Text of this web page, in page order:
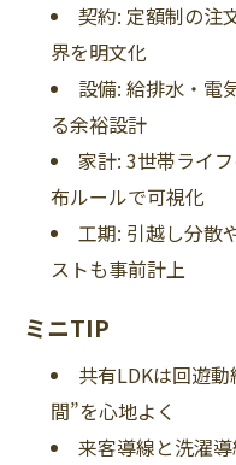
契約: 定額制の注
界を明文化
設備: 給排水・電
る余裕設計
家計: 3世帯ライ
布ルールで可視化
工期: 引越し分散
ストも事前計上
ミニTIP
共有LDKは回遊
間”を心地よく
来客導線と洗濯